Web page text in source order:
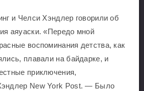
и Челси Хэндлер говорили об
аяуаски. «Передо мной
воспоминания детства, как
плавали на байдарке, и
приключения,
New York Post. — Было